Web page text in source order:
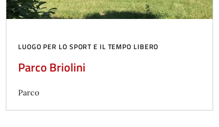
LUOGO PER LO SPORT E IL TEMPO LIBERO
Parco Briolini
Parco